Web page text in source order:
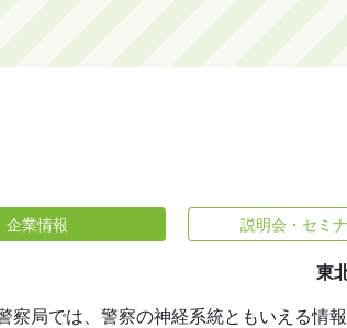
企業情報 説明会・セミ
東
察局では、警察の神経系統ともいえる情